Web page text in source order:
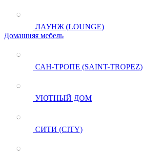
ЛАУНЖ (LOUNGE)
Домашняя мебель
САН-ТРОПЕ (SAINT-TROPEZ)
УЮТНЫЙ ДОМ
СИТИ (CITY)